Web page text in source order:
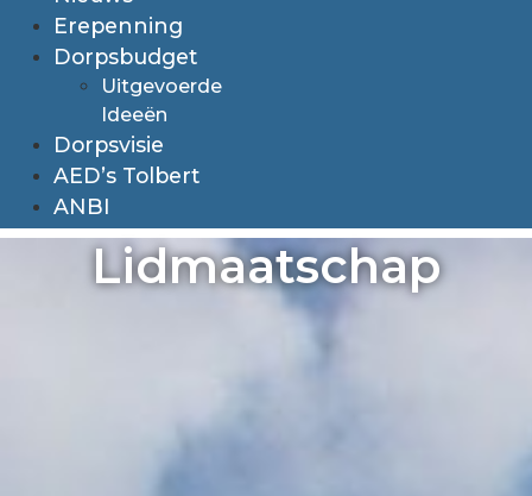
Erepenning
Dorpsbudget
Uitgevoerde
Ideeën
Dorpsvisie
AED’s Tolbert
ANBI
Lidmaatschap